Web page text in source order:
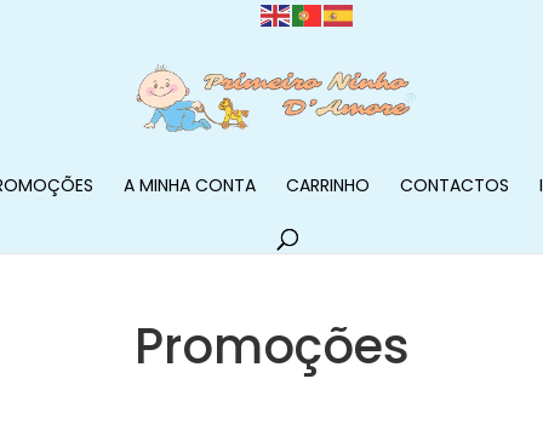
A MINHA CONTA CARRINHO CONTACTOS
Promoções